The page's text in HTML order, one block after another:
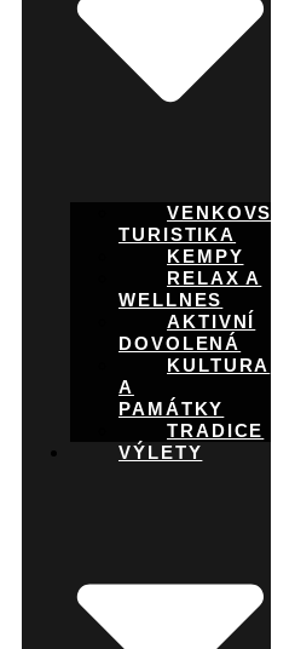
VENKOVSKÁ
TURISTIKA
KEMPY
RELAX A
WELLNES
AKTIVNÍ
DOVOLENÁ
KULTURA
A
PAMÁTKY
TRADICE
VÝLETY